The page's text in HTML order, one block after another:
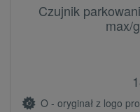
Czujnik
max/
O - oryginał z logo